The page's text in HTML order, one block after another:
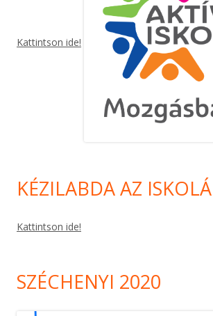
Kattintson ide!
KÉZILABDA AZ
Kattintson ide!
SZÉCHENYI 2020